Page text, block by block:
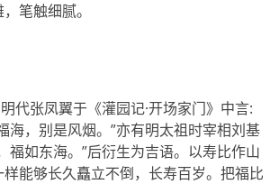
笔触细腻。
代张凤翼于《灌园记·开场家门》中言:
海，别是风烟。”亦有明太祖时宰相刘基
福如东海。”后衍生为吉语。以寿比作山
能够长久矗立不倒，长寿百岁。把福比